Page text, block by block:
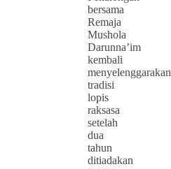
bersama
Remaja
Mushola
Darunna’im
kembali
menyelenggarakan
tradisi
lopis
raksasa
setelah
dua
tahun
ditiadakan